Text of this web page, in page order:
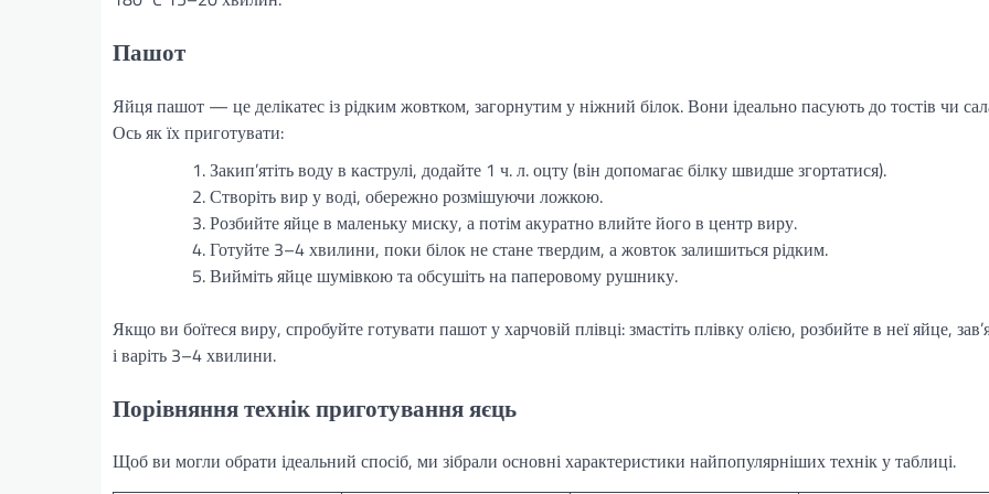
Пашот
Яйця пашот — це делікатес із рідким жовтком, загорнутим у ніжний білок. Вони ідеально пасують до тостів чи
Ось як їх приготувати:
Закип’ятіть воду в каструлі, додайте 1 ч. л. оцту (він допомагає білку швидше згортатися).
Створіть вир у воді, обережно розмішуючи ложкою.
Розбийте яйце в маленьку миску, а потім акуратно влийте його в центр виру.
Готуйте 3–4 хвилини, поки білок не стане твердим, а жовток залишиться рідким.
Вийміть яйце шумівкою та обсушіть на паперовому рушнику.
Якщо ви боїтеся виру, спробуйте готувати пашот у харчовій плівці: змастіть плівку олією, розбийте в неї яйце,
і варіть 3–4 хвилини.
Порівняння технік приготування яєць
Щоб ви могли обрати ідеальний спосіб, ми зібрали основні характеристики найпопулярніших технік у таблиці.